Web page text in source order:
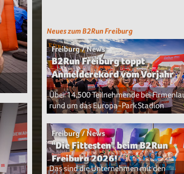
Neues zum B2Run Freiburg
Freiburg / News
B2Run Freiburg toppt
Anmelderekord vom Vorjahr
Über 14.500 Teilnehmende bei
rund um das Europa-Park Stadion
Freiburg / News
"Die Fittesten" beim B2Run
Freiburg 2026!
Das sind die Unternehmen mit den